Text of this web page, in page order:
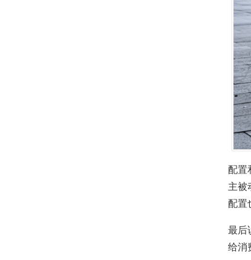
配置
主被
配置
最后
给消